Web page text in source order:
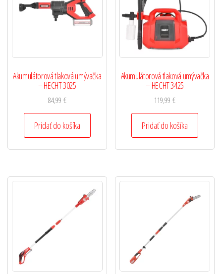
Akumulátorová tlaková umývačka
– HECHT 3025
84,99 €
Pridať do košíka
Akumulátorová tlaková umývačka
– HECHT 3425
119,99€
Pridať do košíka